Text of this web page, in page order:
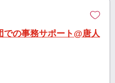
での事務サポート@唐人